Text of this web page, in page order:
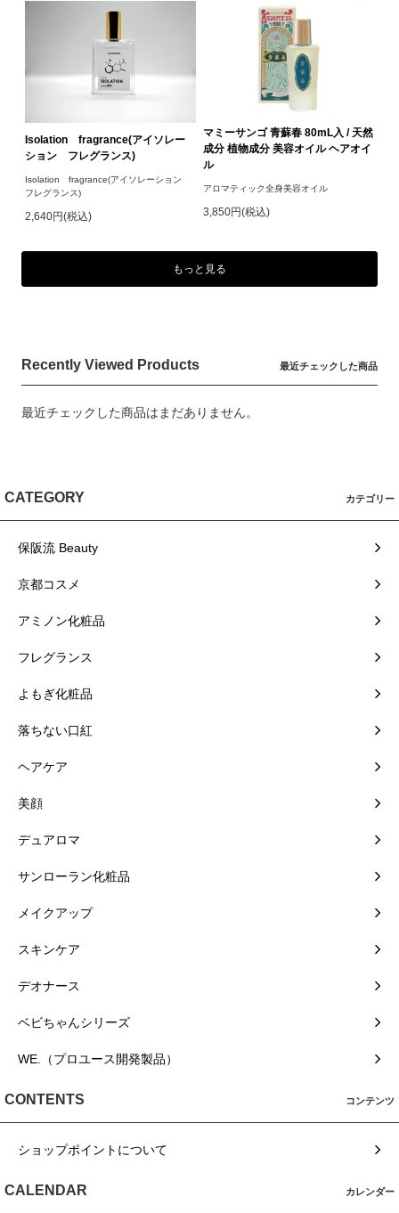
Isolation fragrance(アイソレー
ション フレグランス)
Isolation fragrance(アイソレーション
フレグランス)
2,640円(税込)
マミーサンゴ 青蘇春 80mL入 / 天然
成分 植物成分 美容オイル ヘアオイ
ル
アロマティック全身美容オイル
3,850円(税込)
もっと見る
Recently Viewed Products 最近チェックした商品
最近チェックした商品はまだありません。
CATEGORY カテゴリー
保阪流 Beauty
京都コスメ
アミノン化粧品
フレグランス
よもぎ化粧品
落ちない口紅
ヘアケア
美顔
デュアロマ
サンローラン化粧品
メイクアップ
スキンケア
デオナース
ベビちゃんシリーズ
WE.（プロユース開発製品）
CONTENTS コンテンツ
ショップポイントについて
CALENDAR カレンダー